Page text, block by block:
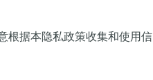
根据本隐私政策收集和使用信